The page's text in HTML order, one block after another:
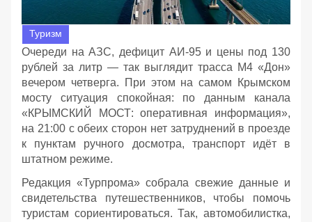
Туризм
Очереди на АЗС, дефицит АИ‑95 и цены под 130
рублей за литр — так выглядит трасса М4 «Дон»
вечером четверга. При этом на самом Крымском
мосту ситуация спокойная: по данным канала
«КРЫМСКИЙ МОСТ: оперативная информация»,
на 21:00 с обеих сторон нет затруднений в проезде
к пунктам ручного досмотра, транспорт идёт в
штатном режиме.
Редакция «Турпрома» собрала свежие данные и
свидетельства путешественников, чтобы помочь
туристам сориентироваться. Так, автомобилистка,